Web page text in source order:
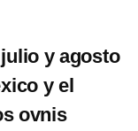
y agosto
y el
ovnis